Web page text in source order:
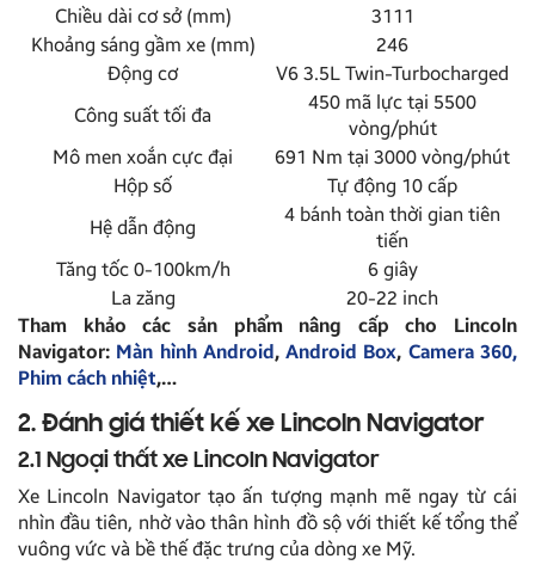
Chiều dài cơ sở (mm)
3111
Khoảng sáng gầm xe (mm)
246
Động cơ
V6 3.5L Twin-Turbocharged
Công suất tối đa
450 mã lực tại 5500
vòng/phút
Mô men xoắn cực đại
691 Nm tại 3000 vòng/phút
Hộp số
Tự động 10 cấp
Hệ dẫn động
4 bánh toàn thời gian tiên
tiến
Tăng tốc 0-100km/h
6 giây
La zăng
20-22 inch
Tham khảo các sản phẩm nâng cấp cho Lincoln
Navigator: Màn hình Android,Android Box, Camera 360,
Phim cách nhiệt,…
2. Đánh giá thiết kế xe Lincoln Navigator
2.1 Ngoại thất xe Lincoln Navigator
Xe Lincoln Navigator tạo ấn tượng mạnh mẽ ngay từ cái
nhìn đầu tiên, nhờ vào thân hình đồ sộ với thiết kế tổng thể
vuông vức và bề thế đặc trưng của dòng xe Mỹ.